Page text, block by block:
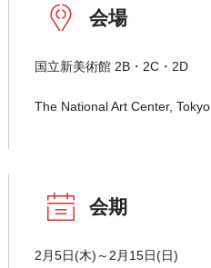
会場
国立新美術館 2B・2C・2D
The National Art Center, Tokyo
会期
2月5日(木)～2月15日(日)